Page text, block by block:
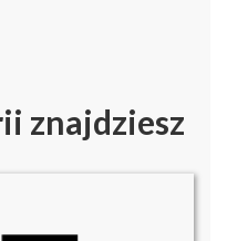
znajdziesz